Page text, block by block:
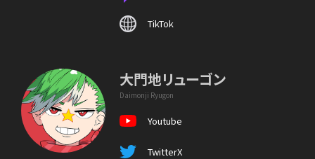
TikTok
大門地リューゴン
Daimonji Ryugon
Youtube
TwitterX